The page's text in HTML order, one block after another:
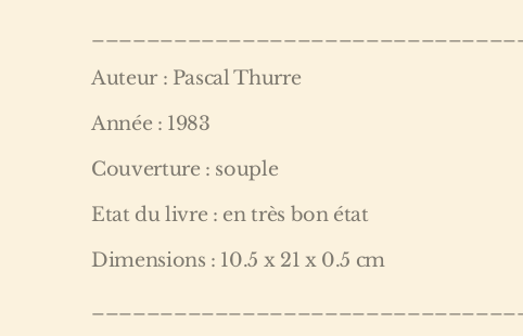
Auteur : Pascal Thurre
Année : 1983
Couverture : souple
Etat du livre : en très bon état
Dimensions : 10.5 x 21 x 0.5 cm